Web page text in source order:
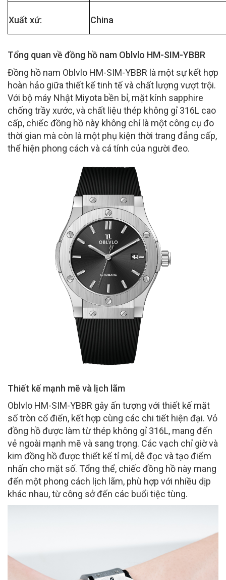
Xuất xứ: China
Tổng quan về đồng hồ nam Oblvlo HM-SIM-YBBR
Đồng hồ nam Oblvlo HM-SIM-YBBR là một sự kết hợp
hoàn hảo giữa thiết kế tinh tế và chất lượng vượt trội.
Với bộ máy Nhật Miyota bền bỉ, mặt kính sapphire
chống trầy xước, và chất liệu thép không gỉ 316L cao
cấp, chiếc đồng hồ này không chỉ là một công cụ đo
thời gian mà còn là một phụ kiện thời trang đẳng cấp,
thể hiện phong cách và cá tính của người đeo.
Thiết kế mạnh mẽ và lịch lãm
Oblvlo HM-SIM-YBBR gây ấn tượng với thiết kế mặt
số tròn cổ điển, kết hợp cùng các chi tiết hiện đại. Vỏ
đồng hồ được làm từ thép không gỉ 316L, mang đến
vẻ ngoài mạnh mẽ và sang trọng. Các vạch chỉ giờ và
kim đồng hồ được thiết kế tỉ mỉ, dễ đọc và tạo điểm
nhấn cho mặt số. Tổng thể, chiếc đồng hồ này mang
đến một phong cách lịch lãm, phù hợp với nhiều dịp
khác nhau, từ công sở đến các buổi tiệc tùng.